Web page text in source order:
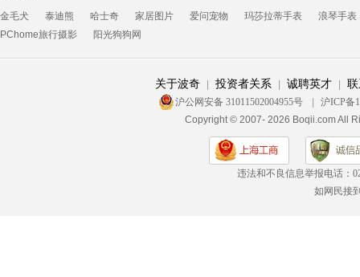
金毛犬
泰迪熊 哈士奇 家居图片 爱问宠物 玛莎拉蒂手表
浪琴手表
PChome旅行摄影
阳光狗狗网
关于波奇 投资者关系 诚聘英才
沪公网安备 31011502004955号
沪ICP备
Copyright © 2007- 2026 Boqii.com All
违法和不良信息举报电话：
如网民接